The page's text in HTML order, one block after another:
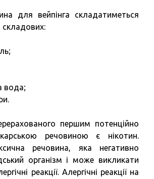
для вейпінга складатиметься
вода;
першим потенційно
речовиною є нікотин.
речовина, яка негативно
організм і може викликати
реакції. Алергічні реакції на